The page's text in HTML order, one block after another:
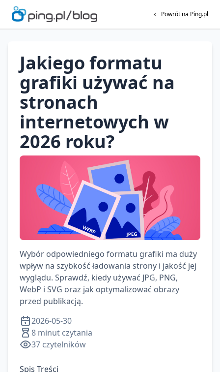
Powrót na Ping.pl
Jakiego formatu
grafiki używać na
stronach
internetowych w
2026 roku?
Wybór odpowiedniego formatu grafiki ma duży
wpływ na szybkość ładowania strony i jakość jej
wyglądu. Sprawdź, kiedy używać JPG, PNG,
WebP i SVG oraz jak optymalizować obrazy
przed publikacją.
2026-05-30
8 minut czytania
37 czytelników
Spis Treści